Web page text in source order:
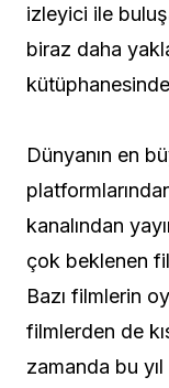
izleyici ile
biraz daha
Dünyanın en
kanalından
çok beklenen
Bazı filmlerin
filmlerden de
zamanda bu